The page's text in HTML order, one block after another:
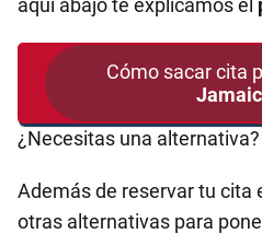
Cómo sacar cita
¿Necesitas una alternativa?
Además de reservar tu cita
otras alternativas para